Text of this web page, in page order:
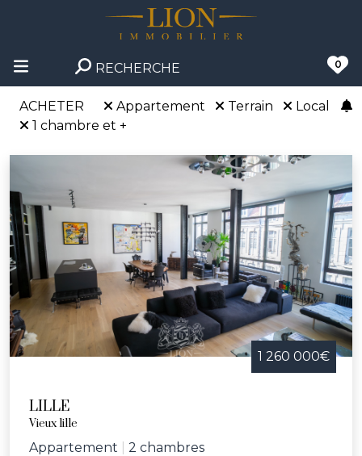
RECHERCHE 0
ACHETER Appartement Terrain
Local
1 chambre et +
1 260 000€
LILLE
Vieux lille
Appartement 2 chambres